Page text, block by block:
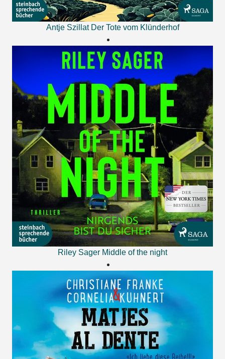
Antje Szillat Der Tote vom Klünderhof
Riley Sager Middle of the night